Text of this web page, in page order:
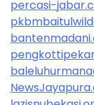
percasi-